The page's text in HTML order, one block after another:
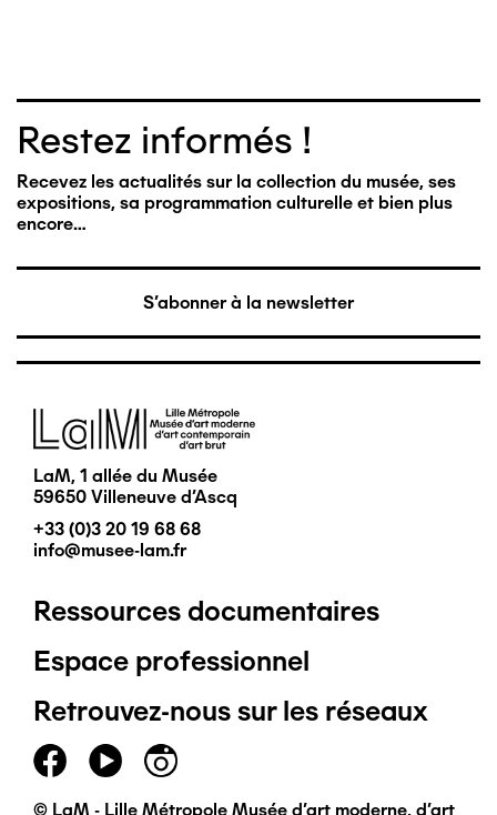
Restez informés !
Recevez les actualités sur la collection du musée, ses
expositions, sa programmation culturelle et bien plus
encore…
S'abonner à la newsletter
Image
LaM, 1 allée du Musée
59650 Villeneuve d'Ascq
+33 (0)3 20 19 68 68
info@musee-lam.fr
Pied
de
page
principal
Ressources documentaires
Espace professionnel
Retrouvez-nous sur les réseaux
© LaM - Lille Métropole Musée d'art moderne, d'art